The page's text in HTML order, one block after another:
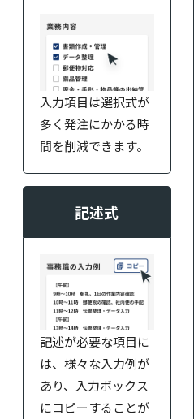
入力項目は選択式が
多く発注にかかる時
間を削減できます。
記述式
記述が必要な項目に
は、様々な入力例が
あり、入力ボックス
にコピーすることが